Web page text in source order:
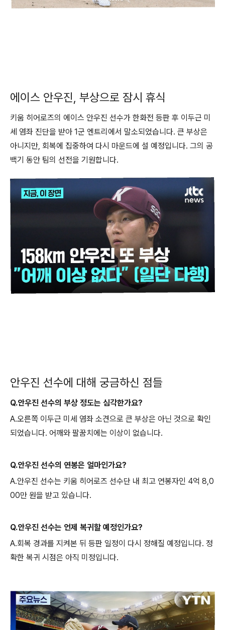
에이스 안우진, 부상으로 잠시 휴식
키움 히어로즈의 에이스 안우진 선수가 한화전 등판 후 이두근 미
세 염좌 진단을 받아 1군 엔트리에서 말소되었습니다. 큰 부상은
아니지만, 회복에 집중하여 다시 마운드에 설 예정입니다. 그의 공
백기 동안 팀의 선전을 기원합니다.
안우진 선수에 대해 궁금하신 점들
Q.안우진 선수의 부상 정도는 심각한가요?
A.오른쪽 이두근 미세 염좌 소견으로 큰 부상은 아닌 것으로 확인
되었습니다. 어깨와 팔꿈치에는 이상이 없습니다.
Q.안우진 선수의 연봉은 얼마인가요?
A.안우진 선수는 키움 히어로즈 선수단 내 최고 연봉자인 4억 8,0
00만 원을 받고 있습니다.
Q.안우진 선수는 언제 복귀할 예정인가요?
A.회복 경과를 지켜본 뒤 등판 일정이 다시 정해질 예정입니다. 정
확한 복귀 시점은 아직 미정입니다.